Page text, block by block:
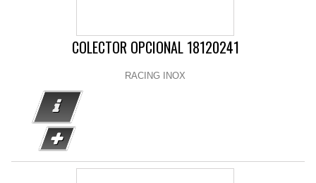
COLECTOR OPCIONAL 18120241
RACING INOX